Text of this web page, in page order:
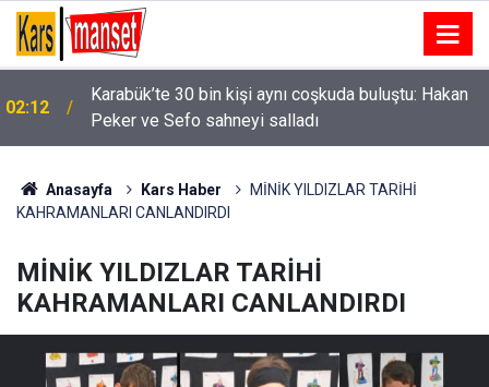
01:58 Niğde’de iki otomobil çarpıştı: 4 yaralı
Anasayfa Kars Haber
MİNİK YILDIZLAR TARİHİ
KAHRAMANLARI CANLANDIRDI
MİNİK YILDIZLAR TARİHİ
KAHRAMANLARI CANLANDIRDI